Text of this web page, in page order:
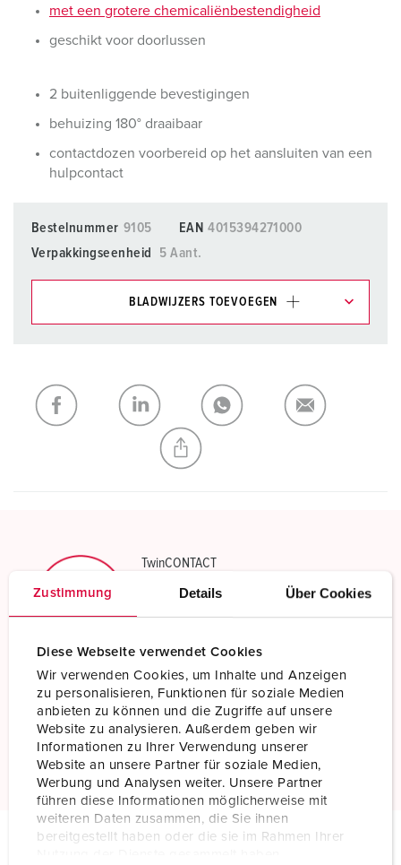
Zustimmung Details Über Cookies
Diese Webseite verwendet Cookies
Wir verwenden Cookies, um Inhalte und Anzeigen
zu personalisieren, Funktionen für soziale Medien
anbieten zu können und die Zugriffe auf unsere
Website zu analysieren. Außerdem geben wir
Informationen zu Ihrer Verwendung unserer
Website an unsere Partner für soziale Medien,
Werbung und Analysen weiter. Unsere Partner
führen diese Informationen möglicherweise mit
weiteren Daten zusammen, die Sie ihnen
bereitgestellt haben oder die sie im Rahmen Ihrer
met een grotere chemicaliënbestendigheid
geschikt voor doorlussen
2 buitenliggende bevestigingen
behuizing 180° draaibaar
contactdozen voorbereid op het aansluiten van een
hulpcontact
Bestelnummer 9105 EAN 4015394271000
Verpakkingseenheid
5 Aant.
BLADWIJZERS TOEVOEGEN
Mijn lijst TOEVOEGEN
NIEUW LIJST MAKEN
TwinCONTACT
Schroefloos met insteekklemmen
Bestand tegen chemicaliën
Verhoogde chemicaliënbestendigheid
Meer informatie